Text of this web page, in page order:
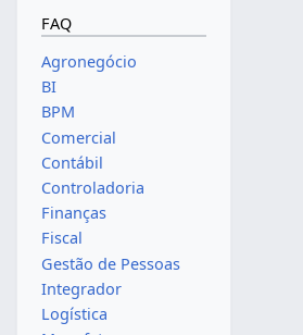
FAQ
Agronegócio
BI
BPM
Comercial
Contábil
Controladoria
Finanças
Fiscal
Gestão de Pessoas
Integrador
Logística